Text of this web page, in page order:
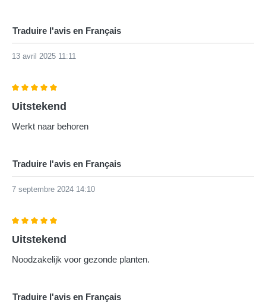
Traduire l'avis en Français
13 avril 2025 11:11
Évaluation avec une note de 5 sur 5 étoiles
Uitstekend
Werkt naar behoren
Traduire l'avis en Français
7 septembre 2024 14:10
Évaluation avec une note de 5 sur 5 étoiles
Uitstekend
Noodzakelijk voor gezonde planten.
Traduire l'avis en Français